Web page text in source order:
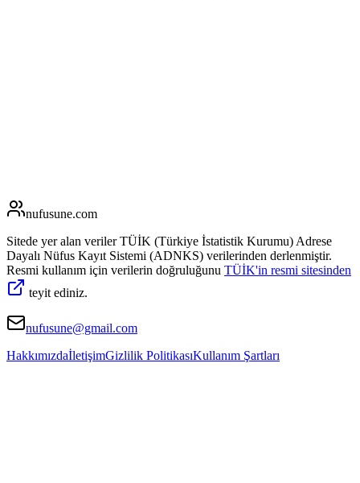
nufusune.com
Sitede yer alan veriler TÜİK (Türkiye İstatistik Kurumu) Adrese
Dayalı Nüfus Kayıt Sistemi (ADNKS) verilerinden derlenmiştir.
Resmi kullanım için verilerin doğruluğunu TÜİK'in resmi sitesinden
teyit ediniz.
nufusune@gmail.com
HakkımızdaİletişimGizlilik PolitikasıKullanım Şartları